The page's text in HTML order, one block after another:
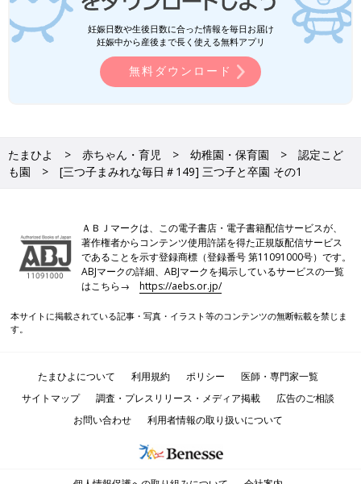
妊娠日数や生後日数に合った情報を毎日お届け
妊娠中から産後まで長く使える無料アプリ
無料ダウンロード
たまひよ 赤ちゃん・育児 幼稚園・保育園
認定こど
も園
[三つ子まみれな毎日＃149] 三つ子と卒園 その1
ＡＢＪマークは、この電子書店・電子書籍配信サービスが、
著作権者からコンテンツ使用許諾を得た正規版配信サービス
であることを示す登録商標（登録番号 第11091000号）です。
ABJマークの詳細、ABJマークを掲示しているサービスの一覧
はこちら→https://aebs.or.jp/
本サイトに掲載されている記事・写真・イラスト等のコンテンツの無断転載を禁じま
す。
たまひよについて 利用規約 ポリシー
医師・専門家一覧
サイトマップ
調査・プレスリリース・メディア掲載
広告のご相談
お問い合わせ
利用者情報の取り扱いについて